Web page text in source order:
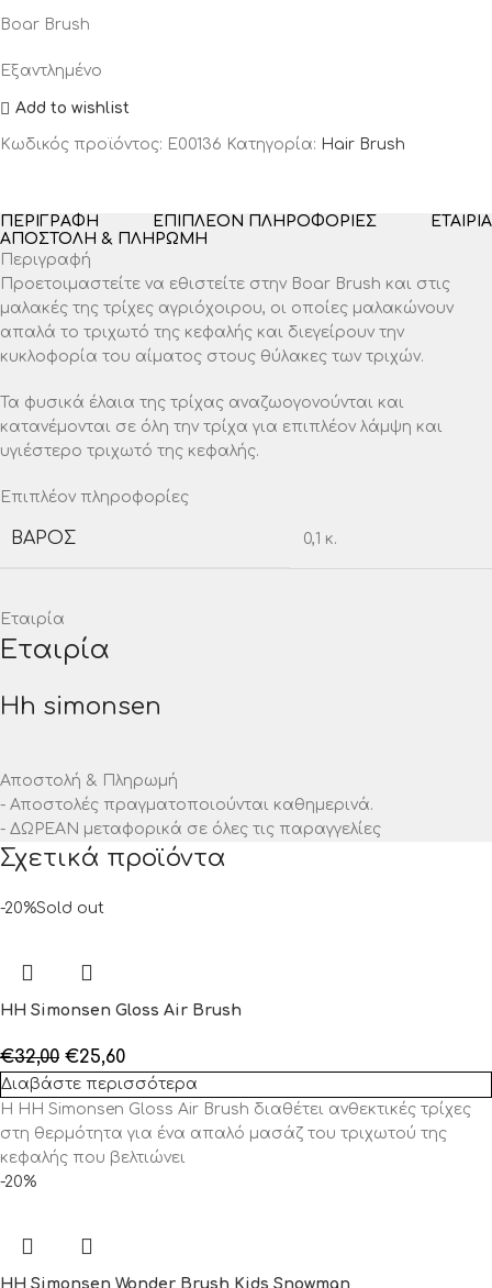
Boar Brush
Εξαντλημένο
Add to wishlist
Κωδικός προϊόντος: Ε00136 Κατηγορία: Hair Brush
ΠΕΡΙΓΡΑΦΉ ΕΠΙΠΛΈΟΝ ΠΛΗΡΟΦΟΡΊΕΣ
ΕΤΑΙΡΊΑ
ΑΠΟΣΤΟΛΉ & ΠΛΗΡΩΜΉ
Περιγραφή
Προετοιμαστείτε να εθιστείτε στην Boar Brush και στις
μαλακές της τρίχες αγριόχοιρου, οι οποίες μαλακώνουν
απαλά το τριχωτό της κεφαλής και διεγείρουν την
κυκλοφορία του αίματος στους θύλακες των τριχών.
Τα φυσικά έλαια της τρίχας αναζωογονούνται και
κατανέμονται σε όλη την τρίχα για επιπλέον λάμψη και
υγιέστερο τριχωτό της κεφαλής.
Επιπλέον πληροφορίες
ΒΆΡΟΣ 0,1 κ.
Εταιρία
Εταιρία
Hh simonsen
Αποστολή & Πληρωμή
- Αποστολές πραγματοποιούνται καθημερινά.
- ΔΩΡΕΑΝ μεταφορικά σε όλες τις παραγγελίες
Σχετικά προϊόντα
-20%Sold out
HH Simonsen Gloss Air Brush
€32,00 €25,60
Διαβάστε περισσότερα
Η HH Simonsen Gloss Air Brush διαθέτει ανθεκτικές τρίχες
στη θερμότητα για ένα απαλό μασάζ του τριχωτού της
κεφαλής που βελτιώνει
-20%
HH Simonsen Wonder Brush Kids Snowman